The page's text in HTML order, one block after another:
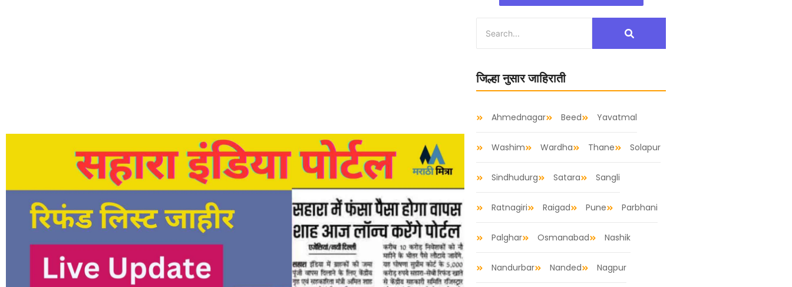
जिल्हा नुसार जाहिराती
Ahmednagar Beed Yavatmal
Washim Wardha Thane Solapur
Sindhudurg Satara Sangli
Ratnagiri Raigad Pune Parbhani
Palghar Osmanabad Nashik
Nandurbar Nanded Nagpur